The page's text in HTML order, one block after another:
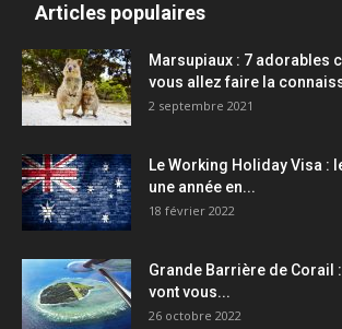
Articles populaires
Marsupiaux : 7 adorables
vous allez faire la
2 septembre 2021
Le Working Holiday Visa :
une année en...
18 février 2022
Grande Barrière de Corail
vont vous...
26 octobre 2022